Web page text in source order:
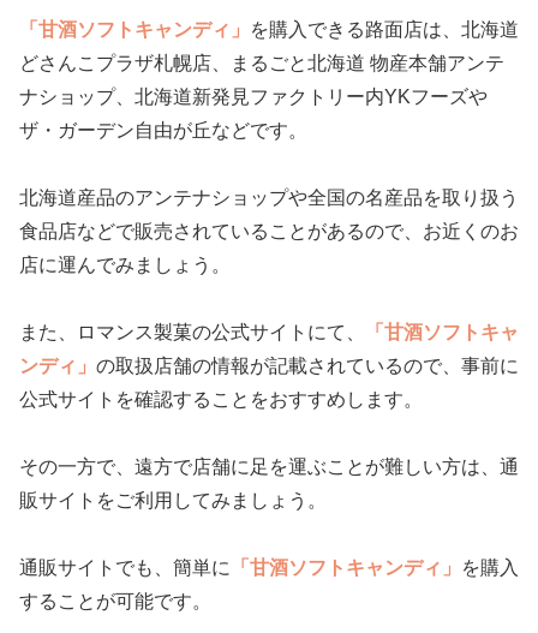
「甘酒ソフトキャンディ」
を購入できる路面店は、北海道
どさんこプラザ札幌店、まるごと北海道 物産本舗アンテ
ナショップ、北海道新発見ファクトリー内YKフーズや
ザ・ガーデン自由が丘などです。
北海道産品のアンテナショップや全国の名産品を取り扱う
食品店などで販売されていることがあるので、お近くのお
店に運んでみましょう。
また、ロマンス製菓の公式サイトにて、
「甘酒ソフトキャ
ンディ」 の取扱店舗の情報が記載されているので、事前に
公式サイトを確認することをおすすめします。
その一方で、遠方で店舗に足を運ぶことが難しい方は、通
販サイトをご利用してみましょう。
通販サイトでも、簡単に 「甘酒ソフトキャンディ」
を購入
することが可能です。